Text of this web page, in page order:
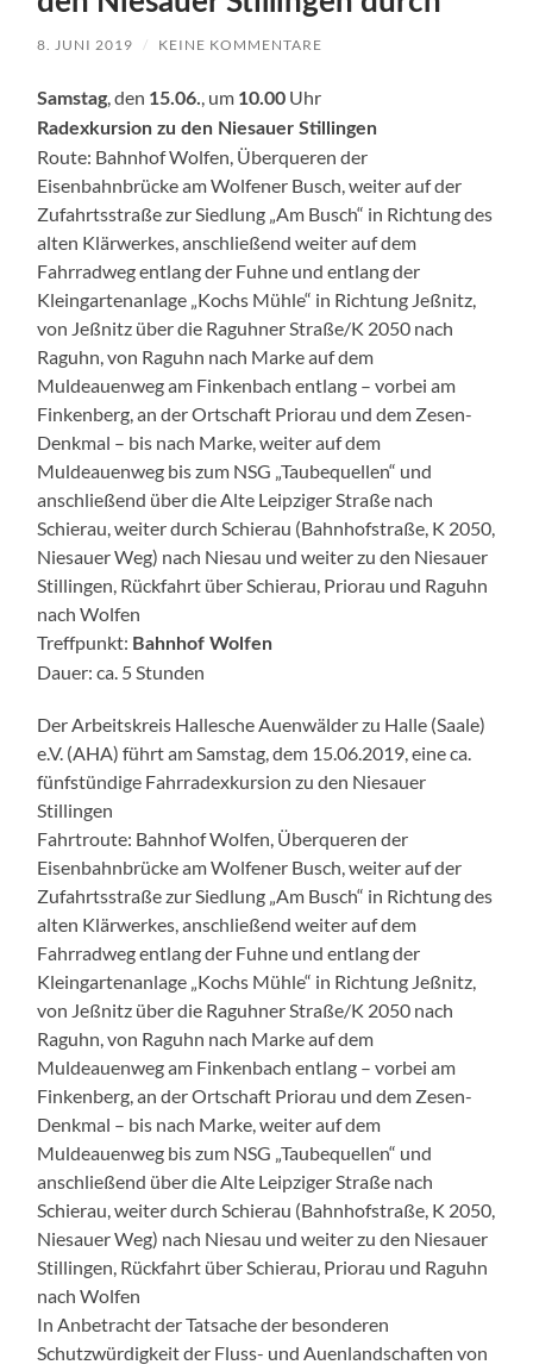
8. JUNI 2019 / KEINE KOMMENTARE
Samstag, den 15.06. , um 10.00 Uhr
Radexkursion zu den Niesauer Stillingen
Route: Bahnhof Wolfen, Überqueren der
Eisenbahnbrücke am Wolfener Busch, weiter auf der
Zufahrtsstraße zur Siedlung „Am Busch“ in Richtung des
alten Klärwerkes, anschließend weiter auf dem
Fahrradweg entlang der Fuhne und entlang der
Kleingartenanlage „Kochs Mühle“ in Richtung Jeßnitz,
von Jeßnitz über die Raguhner Straße/K 2050 nach
Raguhn, von Raguhn nach Marke auf dem
Muldeauenweg am Finkenbach entlang – vorbei am
Finkenberg, an der Ortschaft Priorau und dem Zesen-
Denkmal – bis nach Marke, weiter auf dem
Muldeauenweg bis zum NSG „Taubequellen“ und
anschließend über die Alte Leipziger Straße nach
Schierau, weiter durch Schierau (Bahnhofstraße, K 2050,
Niesauer Weg) nach Niesau und weiter zu den Niesauer
Stillingen, Rückfahrt über Schierau, Priorau und Raguhn
nach Wolfen
Treffpunkt: Bahnhof Wolfen
Dauer: ca. 5 Stunden
Der Arbeitskreis Hallesche Auenwälder zu Halle (Saale)
e.V. (AHA) führt am Samstag, dem 15.06.2019, eine ca.
fünfstündige Fahrradexkursion zu den Niesauer
Stillingen
Fahrtroute: Bahnhof Wolfen, Überqueren der
Eisenbahnbrücke am Wolfener Busch, weiter auf der
Zufahrtsstraße zur Siedlung „Am Busch“ in Richtung des
alten Klärwerkes, anschließend weiter auf dem
Fahrradweg entlang der Fuhne und entlang der
Kleingartenanlage „Kochs Mühle“ in Richtung Jeßnitz,
von Jeßnitz über die Raguhner Straße/K 2050 nach
Raguhn, von Raguhn nach Marke auf dem
Muldeauenweg am Finkenbach entlang – vorbei am
Finkenberg, an der Ortschaft Priorau und dem Zesen-
Denkmal – bis nach Marke, weiter auf dem
Muldeauenweg bis zum NSG „Taubequellen“ und
anschließend über die Alte Leipziger Straße nach
Schierau, weiter durch Schierau (Bahnhofstraße, K 2050,
Niesauer Weg) nach Niesau und weiter zu den Niesauer
Stillingen, Rückfahrt über Schierau, Priorau und Raguhn
nach Wolfen
In Anbetracht der Tatsache der besonderen
Schutzwürdigkeit der Fluss- und Auenlandschaften von